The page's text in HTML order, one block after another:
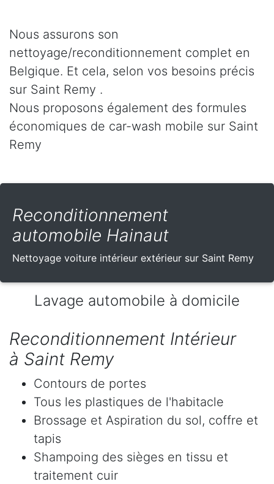
Nous assurons son
nettoyage/reconditionnement complet en
Belgique. Et cela, selon vos besoins précis
sur Saint Remy .
Nous proposons également des formules
économiques de car-wash mobile sur Saint
Remy
Reconditionnement
automobile Hainaut
Nettoyage voiture intérieur extérieur sur Saint Remy
Lavage automobile à domicile
Reconditionnement Intérieur
à Saint Remy
Contours de portes
Tous les plastiques de l'habitacle
Brossage et Aspiration du sol, coffre et
tapis
Shampoing des sièges en tissu et
traitement cuir